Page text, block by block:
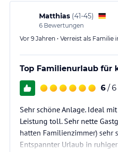
Die Vermieter sind
ohne aufdringlich zu sein,
gepflegt. Viele
Matthias (41-45)
6 Bewertungen
Vor 9 Jahren • Verreist als Familie
Top Familienurlaub für
6 / 6
Sehr schöne Anlage. Ideal
Leistung toll. Sehr nette
hatten Familienzimmer) sehr
Entspannter Urlaub in